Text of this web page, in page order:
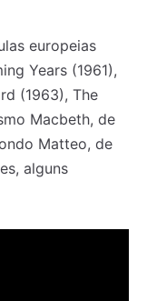
europeias
Years (1961),
(1963), The
Macbeth, de
Matteo, de
alguns